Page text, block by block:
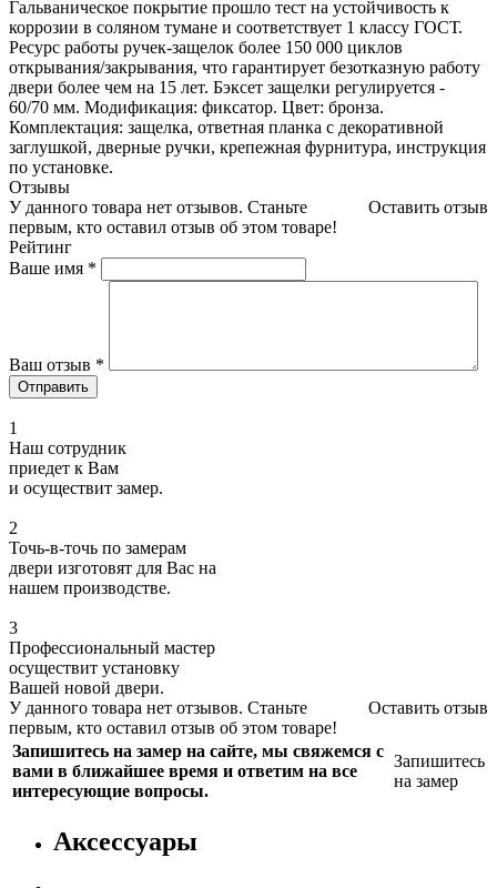
Гальваническое покрытие прошло тест на устойчивость к
коррозии в соляном тумане и соответствует 1 классу ГОСТ.
Ресурс работы ручек-защелок более 150 000 циклов
открывания/закрывания, что гарантирует безотказную работу
двери более чем на 15 лет. Бэксет защелки регулируется -
60/70 мм. Модификация: фиксатор. Цвет: бронза.
Комплектация: защелка, ответная планка с декоративной
заглушкой, дверные ручки, крепежная фурнитура, инструкция
по установке.
Отзывы
Оставить отзыв
У данного товара нет отзывов. Станьте
первым, кто оставил отзыв об этом товаре!
Рейтинг
Ваше имя *
Ваш отзыв *
1
Наш сотрудник
приедет к Вам
и осуществит замер.
2
Точь-в-точь по замерам
двери изготовят для Вас на
нашем производстве.
3
Профессиональный мастер
осуществит установку
Вашей новой двери.
Оставить отзыв
У данного товара нет отзывов. Станьте
первым, кто оставил отзыв об этом товаре!
Запишитесь на замер на сайте, мы свяжемся с
вами в ближайшее время и ответим на все
интересующие вопросы.
Запишитесь
на замер
Аксессуары